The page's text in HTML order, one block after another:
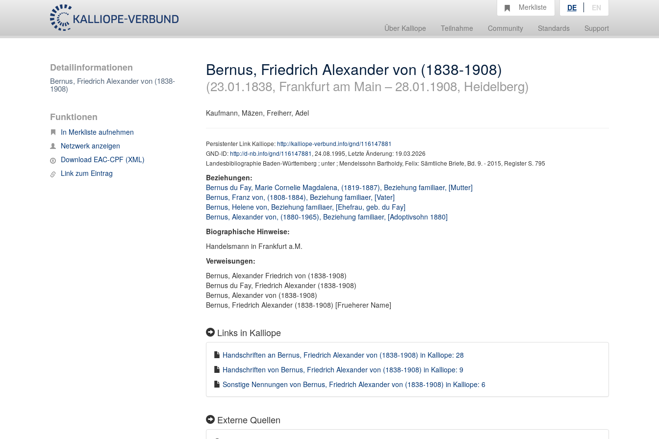
Über Kalliope Teilnahme Community Standards Support
Merkliste DE EN
Detailinformationen
Bernus, Friedrich Alexander von (1838-
1908)
Funktionen
In Merkliste aufnehmen
Netzwerk anzeigen
Download EAC-CPF (XML)
Link zum Eintrag
Bernus, Friedrich Alexander von (1838-1908)
(23.01.1838, Frankfurt am Main – 28.01.1908, Heidelberg)
Kaufmann, Mäzen, Freiherr, Adel
Persistenter Link Kalliope:http://kalliope-verbund.info/gnd/116147881
GND-ID:http://d-nb.info/gnd/116147881, 24.08.1995, Letzte Änderung: 19.03.2026
Landesbibliographie Baden-Württemberg ; unter ; Mendelssohn Bartholdy, Felix: Sämtliche Briefe, Bd. 9. - 2015, Register S. 795
Beziehungen:
Bernus du Fay, Marie Cornelie Magdalena, (1819-1887), Beziehung familiaer, [Mutter]
Bernus, Franz von, (1808-1884), Beziehung familiaer, [Vater]
Bernus, Helene von, Beziehung familiaer, [Ehefrau, geb. du Fay]
Bernus, Alexander von, (1880-1965), Beziehung familiaer, [Adoptivsohn 1880]
Biographische Hinweise:
Handelsmann in Frankfurt a.M.
Verweisungen:
Bernus, Alexander Friedrich von (1838-1908)
Bernus du Fay, Friedrich Alexander (1838-1908)
Bernus, Alexander von (1838-1908)
Bernus, Friedrich Alexander (1838-1908) [Frueherer Name]
Links in Kalliope
Handschriften an Bernus, Friedrich Alexander von (1838-1908) in Kalliope: 28
Handschriften von Bernus, Friedrich Alexander von (1838-1908) in Kalliope: 9
Sonstige Nennungen von Bernus, Friedrich Alexander von (1838-1908) in Kalliope: 6
Externe Quellen